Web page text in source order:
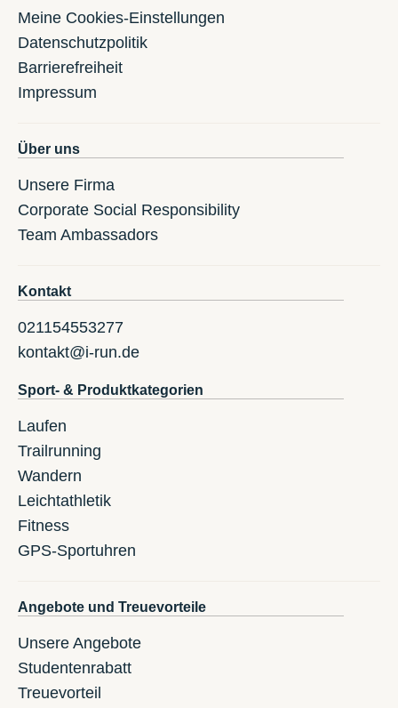
Meine Cookies-Einstellungen
Datenschutzpolitik
Barrierefreiheit
Impressum
Über uns
Unsere Firma
Corporate Social Responsibility
Team Ambassadors
Kontakt
021154553277
kontakt@i-run.de
Sport- & Produktkategorien
Laufen
Trailrunning
Wandern
Leichtathletik
Fitness
GPS-Sportuhren
Angebote und Treuevorteile
Unsere Angebote
Studentenrabatt
Treuevorteil